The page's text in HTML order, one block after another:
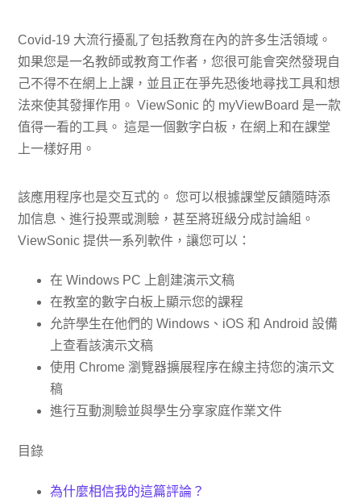
Covid-19 大流行擾亂了包括教育在內的許多生活領域。
如果您是一名教師或教育工作者，您很可能會突然發現自
己不得不在網上上課，並且正在爭先恐後地尋找工具和想
法來使其發揮作用。 ViewSonic 的 myViewBoard 是一款
值得一看的工具。 這是一個數字白板，在網上和在課堂
上一樣好用。
該應用程序也是交互式的。 您可以根據課堂反饋隨時添
加信息、進行投票或測驗，甚至將班級分成討論組。
ViewSonic 提供一系列軟件，讓您可以：
在 Windows PC 上創建演示文稿
在教室的數字白板上顯示您的課程
允許學生在他們的 Windows、iOS 和 Android 設備
上查看該演示文稿
使用 Chrome 瀏覽器擴展程序在線主持您的演示文
稿
進行互動測驗並與學生分享家庭作業文件
目錄
為什麼相信我的這篇評論？